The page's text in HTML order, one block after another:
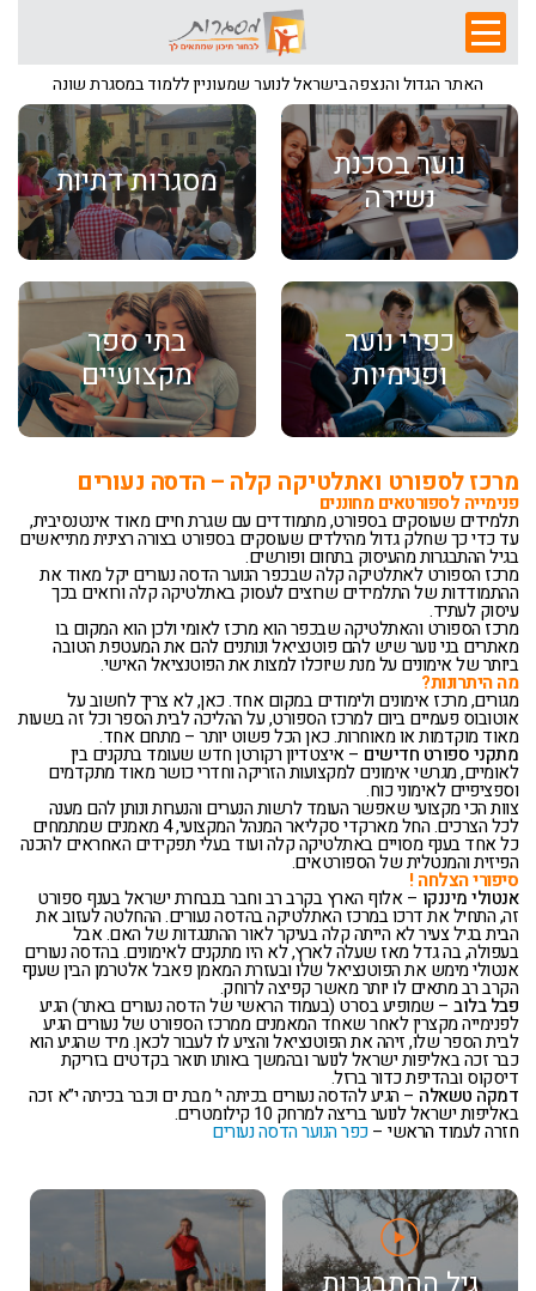
האתר הגדול והנצפה בישראל לנוער שמעוניין ללמוד במסגרת שונה
מסגרות דתיות
נוער בסכנת
נשירה
בתי ספר
מקצועיים
כפרי נוער
ופנימיות
מרכז לספורט ואתלטיקה קלה – הדסה נעורים
פנימייה לספורטאים מחוננים
תלמידים שעוסקים בספורט, מתמודדים עם שגרת חיים מאוד אינטנסיבית,
עד כדי כך שחלק גדול מהילדים שעוסקים בספורט בצורה רצינית מתייאשים
בגיל ההתבגרות מהעיסוק בתחום ופורשים.
מרכז הספורט לאתלטיקה קלה שבכפר הנוער הדסה נעורים יקל מאוד את
ההתמודדות של התלמידים שרוצים לעסוק באתלטיקה קלה ורואים בכך
עיסוק לעתיד.
מרכז הספורט והאתלטיקה שבכפר הוא מרכז לאומי ולכן הוא המקום בו
מאתרים בני נוער שיש להם פוטנציאל ונותנים להם את המעטפת הטובה
ביותר של אימונים על מנת שיוכלו למצות את הפוטנציאל האישי.
מה היתרונות?
מגורים, מרכז אימונים ולימודים במקום אחד. כאן, לא צריך לחשוב על
אוטובוס פעמיים ביום למרכז הספורט, על ההליכה לבית הספר וכל זה בשעות
מאוד מוקדמות או מאוחרות. כאן הכל פשוט יותר – מתחם אחד.
מתקני ספורט חדישים – איצטדיון רקורטן חדש שעומד בתקנים בין
לאומיים, מגרשי אימונים למקצועות הזריקה וחדרי כושר מאוד מתקדמים
וספציפיים לאימוני כוח.
צוות הכי מקצועי שאפשר העומד לרשות הנערים והנערות ונותן להם מענה
לכל הצרכים. החל מארקדי סקליאר המנהל המקצועי, 4 מאמנים שמתמחים
כל אחד בענף מסויים באתלטיקה קלה ועוד בעלי תפקידים האחראים להכנה
הפיזית והמנטלית של הספורטאים.
סיפורי הצלחה !
אנטולי מיננקו – אלוף הארץ בקרב רב וחבר בנבחרת ישראל בענף ספורט
זה, התחיל את דרכו במרכז האתלטיקה בהדסה נעורים. ההחלטה לעזוב את
הבית בגיל צעיר לא הייתה קלה בעיקר לאור ההתנגדות של האם. אבל
בעפולה, בה גדל מאז שעלה לארץ, לא היו מתקנים לאימונים. בהדסה נעורים
אנטולי מימש את הפוטנציאל שלו ובעזרת המאמן פאבל אלטרמן הבין שענף
הקרב רב מתאים לו יותר מאשר קפיצה לרוחק.
פבל בלוב – שמופיע בסרט (בעמוד הראשי של הדסה נעורים באתר) הגיע
לפנימייה מקצרין לאחר שאחד המאמנים ממרכז הספורט של נעורים הגיע
לבית הספר שלו, זיהה את הפוטנציאל והציע לו לעבור לכאן. מיד שהגיע הוא
כבר זכה באליפות ישראל לנוער ובהמשך באותו תואר בקדטים בזריקת
דיסקוס ובהדיפת כדור ברזל.
דמקה טשאלה – הגיע להדסה נעורים בכיתה י’ מבת ים וכבר בכיתה י”א זכה
באליפות ישראל לנוער בריצה למרחק 10 קילומטרים.
חזרה לעמוד הראשי –כפר הנוער הדסה נעורים